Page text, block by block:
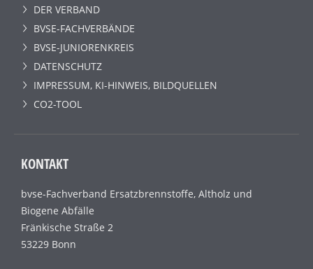
DER VERBAND
BVSE-FACHVERBÄNDE
BVSE-JUNIORENKREIS
DATENSCHUTZ
IMPRESSUM, KI-HINWEIS, BILDQUELLEN
CO2-TOOL
KONTAKT
bvse-Fachverband Ersatzbrennstoffe, Altholz und
Biogene Abfälle
Fränkische Straße 2
53229 Bonn